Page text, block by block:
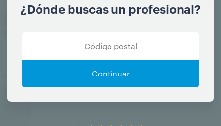
¿Dónde buscas un profesional?
Continuar